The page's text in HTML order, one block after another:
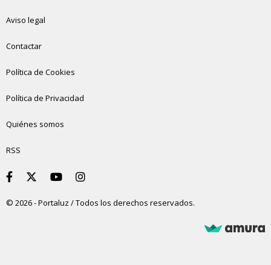
Aviso legal
Contactar
Política de Cookies
Política de Privacidad
Quiénes somos
RSS
© 2026 - Portaluz / Todos los derechos reservados.